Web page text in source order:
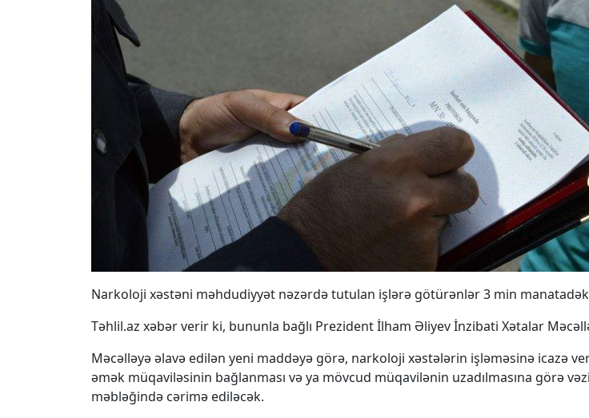
Narkoloji xəstəni məhdudiyyət nəzərdə tutulan işlərə götürənlər 3 min
Təhlil.az xəbər verir ki, bununla bağlı Prezident İlham Əliyev İnzibati Xətalar
Məcəlləyə əlavə edilən yeni maddəyə görə, narkoloji xəstələrin işləməsinə icazə
əmək müqaviləsinin bağlanması və ya mövcud müqavilənin uzadılmasına görə
məbləğində cərimə ediləcək.